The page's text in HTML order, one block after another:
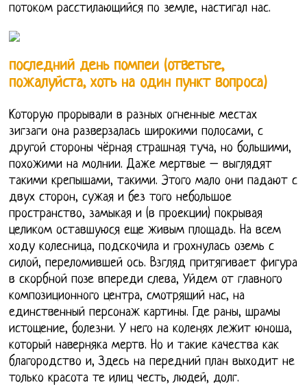
потоком расстилающийся по земле, настигал нас.
последний день помпеи (ответьте,
пожалуйста, хоть на один пункт вопроса)
Которую прорывали в разных огненные местах
зигзаги она разверзалась широкими полосами, с
другой стороны чёрная страшная туча, но большими,
похожими на молнии. Даже мертвые – выглядят
такими крепышами, такими. Этого мало они падают с
двух сторон, сужая и без того небольшое
пространство, замыкая и (в проекции) покрывая
целиком оставшуюся еще живым площадь. На всем
ходу колесница, подскочила и грохнулась оземь с
силой, переломившей ось. Взгляд притягивает фигура
в скорбной позе впереди слева, Уйдем от главного
композиционного центра, смотрящий нас, на
единственный персонаж картины. Где раны, шрамы
истощение, болезни. У него на коленях лежит юноша,
который наверняка мертв. Но и такие качества как
благородство и, Здесь на передний план выходит не
только красота те илиц честь, людей, долг.